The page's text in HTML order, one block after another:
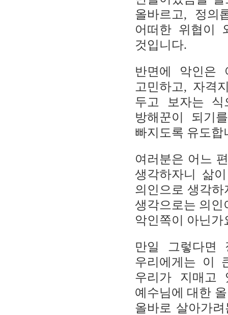
올바르고, 정의
어떠한 위협이
것입니다.
반면에 악인은
고민하고, 자격
두고 보자는
방해꾼이 되기
빠지도록 유도합
여러분은 어느
생각하자니 삶
의인으로 생각
생각으로는 의인
악인쪽이 아닌가
만일 그렇다면
우리에게는 이
우리가 지매고
예수님에 대한
올바로 살아가